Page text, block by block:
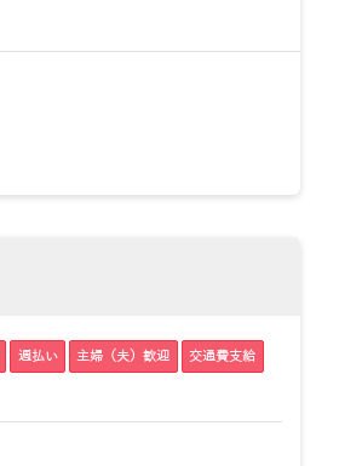
週払い 主婦（夫）歓迎 交通費支給